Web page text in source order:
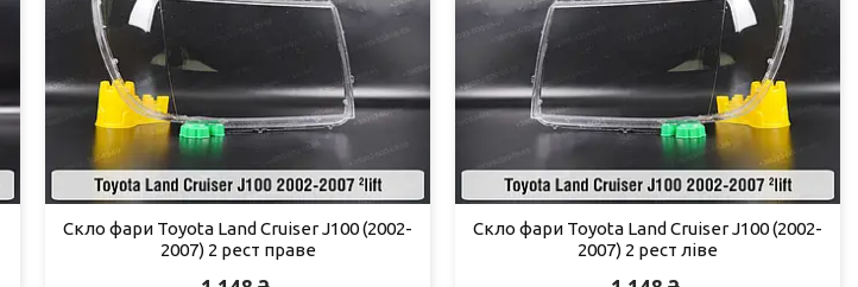
Скло фари Toyota Land Cruiser J100 (2002-
2007) 2 рест праве
Скло фари Toyota Land Cruiser J100 (2002-
2007) 2 рест ліве